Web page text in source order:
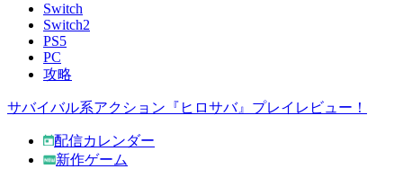
Switch
Switch2
PS5
PC
攻略
サバイバル系アクション『ヒロサバ』プレイレビュー！
配信カレンダー
新作ゲーム